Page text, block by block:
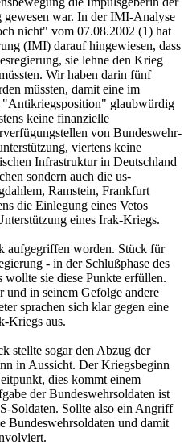
gewesen war. In der IMI-Analyse
nicht" vom 07.08.2002 (1) hat
(IMI) darauf hingewiesen, dass
sie lehne den Krieg
Wir haben darin fünf
müssten, damit eine im
"Antikriegsposition" glaubwürdig
keine finanzielle
von Bundeswehr-
viertens keine
Infrastruktur in Deutschland
sondern auch die us-
Ramstein, Frankfurt
die Einlegung eines Vetos
eines Irak-Kriegs.
aufgegriffen worden. Stück für
- in der Schlußphase des
sie diese Punkte erfüllen.
und in seinem Gefolge andere
sprachen sich klar gegen eine
Kriegs aus.
stellte sogar den Abzug der
in Aussicht. Der Kriegsbeginn
dies kommt einem
der Bundeswehrsoldaten ist
Soldaten. Sollte also ein Angriff
Bundeswehrsoldaten und damit